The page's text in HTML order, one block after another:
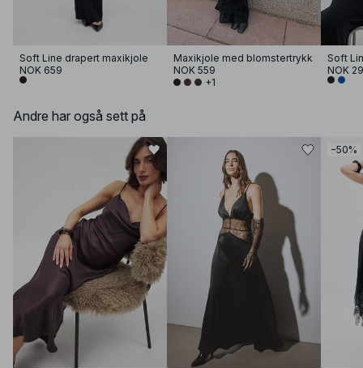
Soft Line drapert maxikjole
NOK 659
Maxikjole med blomstertrykk
NOK 559
+1
NOK
Andre har også sett på
−50%